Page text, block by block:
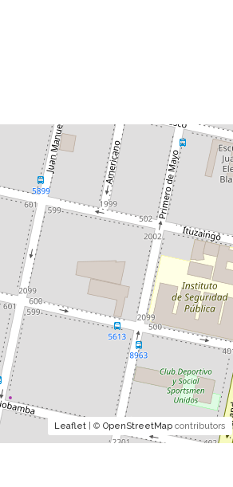
Leaflet | ©OpenStreetMap contributors